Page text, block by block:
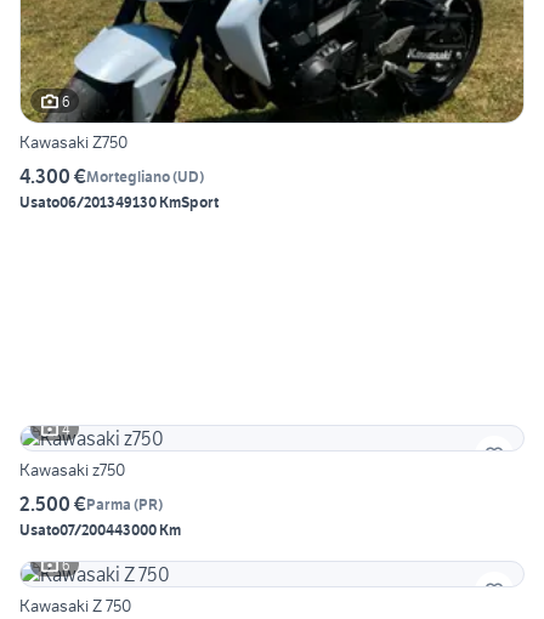
6
Kawasaki Z750
4.300 €Mortegliano(UD)
Usato06/201349130 KmSport
4
Kawasaki z750
2.500 €Parma (PR)
Usato07/200443000 Km
6
Kawasaki Z 750